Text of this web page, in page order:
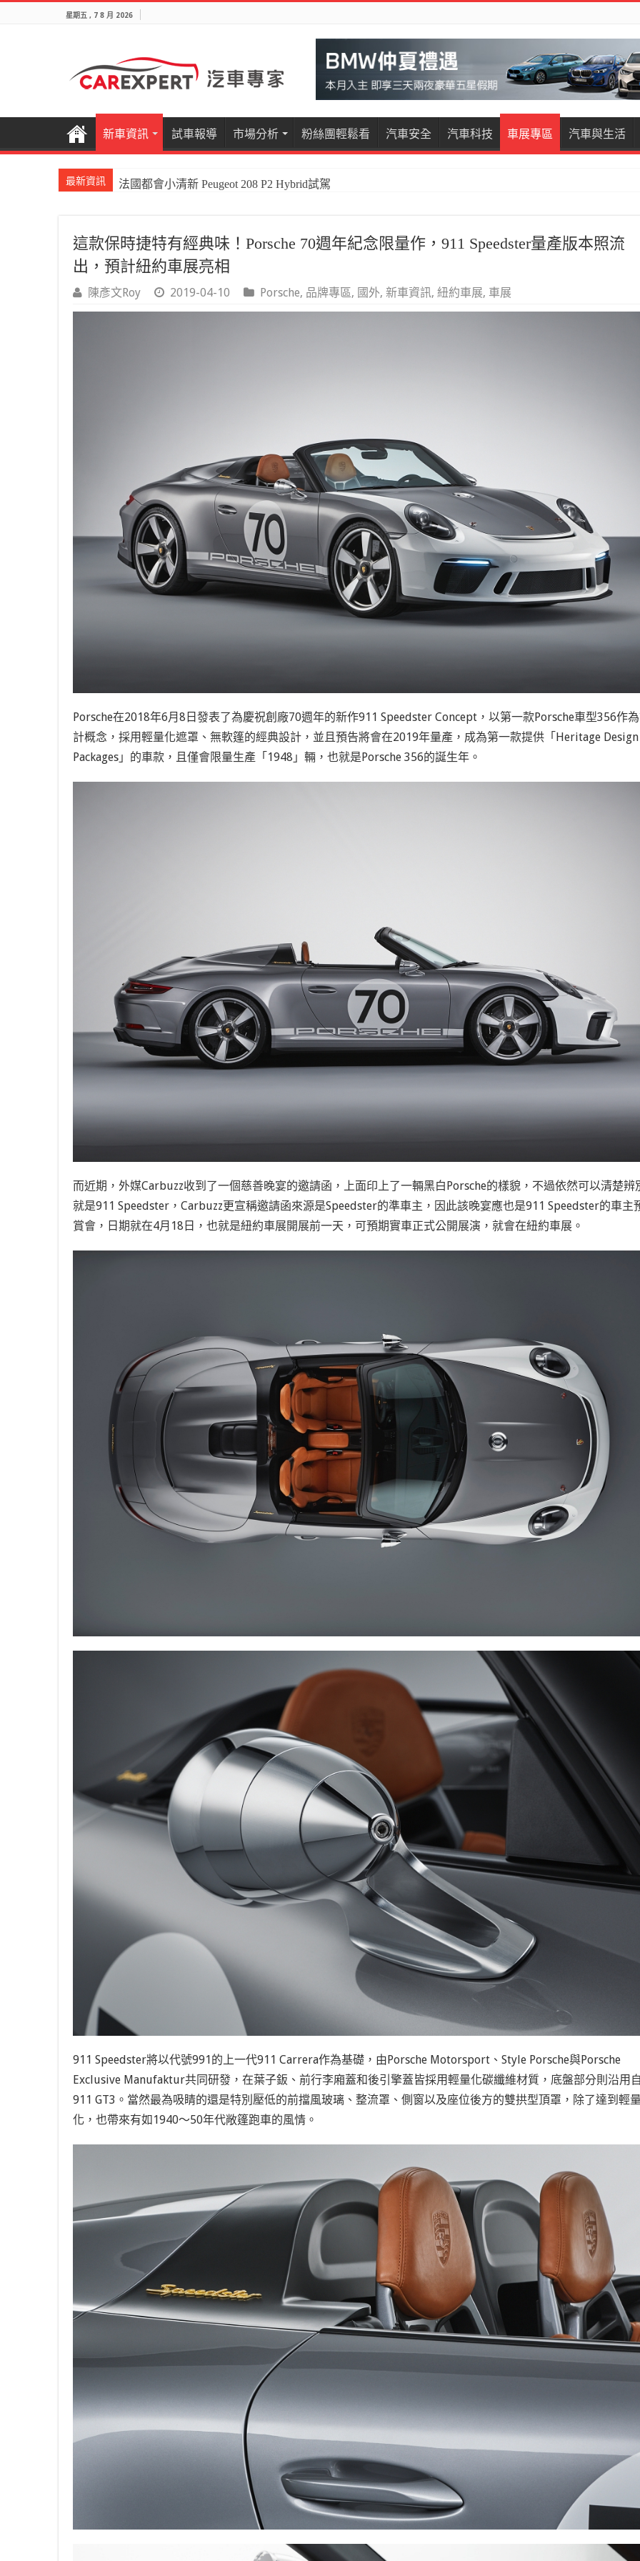
星期五 , 7 8 月 2026
新車資訊 試車報導 市場分析 粉絲團輕鬆看 汽車安全 汽車科技 車展專區 汽車與生活
最新資訊 國產電油休旅新王者Honda CR-V e:HEV Prestige試駕
這款保時捷特有經典味！Porsche 70週年紀念限量作，911 Speedster量產版本照流
出，預計紐約車展亮相
陳彥文Roy 2019-04-10 Porsche, 品牌專區, 國外, 新車資訊, 紐約車展, 車展
Porsche在2018年6月8日發表了為慶祝創廠70週年的新作911 Speedster Concept，以第一款Porsche車型356作
計概念，採用輕量化遮罩、無軟篷的經典設計，並且預告將會在2019年量產，成為第一款提供「Heritage Design
Packages」的車款，且僅會限量生產「1948」輛，也就是Porsche 356的誕生年。
而近期，外媒Carbuzz收到了一個慈善晚宴的邀請函，上面印上了一輛黑白Porsche的樣貌，不過依然可以清楚辨
就是911 Speedster，Carbuzz更宣稱邀請函來源是Speedster的準車主，因此該晚宴應也是911 Speedster的車主
賞會，日期就在4月18日，也就是紐約車展開展前一天，可預期實車正式公開展演，就會在紐約車展。
911 Speedster將以代號991的上一代911 Carrera作為基礎，由Porsche Motorsport、Style Porsche與Porsche
Exclusive Manufaktur共同研發，在葉子鈑、前行李廂蓋和後引擎蓋皆採用輕量化碳纖維材質，底盤部分則沿用
911 GT3。當然最為吸睛的還是特別壓低的前擋風玻璃、整流罩、側窗以及座位後方的雙拱型頂罩，除了達到輕
化，也帶來有如1940～50年代敞篷跑車的風情。